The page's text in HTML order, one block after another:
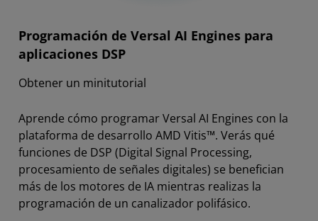
Programación de Versal AI Engines para
aplicaciones DSP
Obtener un minitutorial
Aprende cómo programar Versal AI Engines con la
plataforma de desarrollo AMD Vitis™. Verás qué
funciones de DSP (Digital Signal Processing,
procesamiento de señales digitales) se benefician
más de los motores de IA mientras realizas la
programación de un canalizador polifásico.